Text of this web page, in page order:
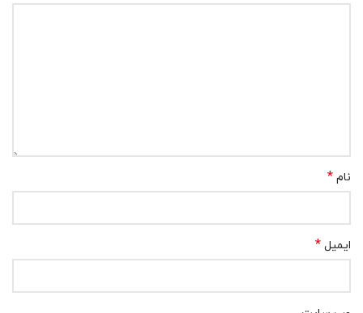
نام *
ایمیل *